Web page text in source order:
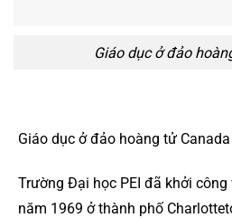
Giáo dục ở đảo
Giáo dục ở đảo hoàng tử Canada
Trường Đại học PEI đã khởi
năm 1969 ở thành phố